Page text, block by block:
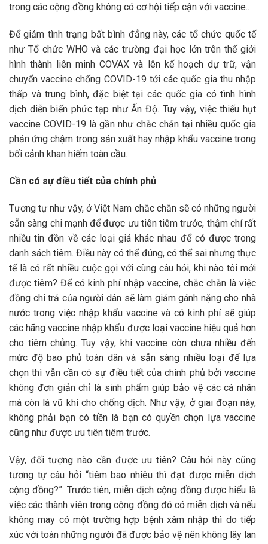
trong các cộng đồng không có cơ hội tiếp cận với vaccine..
Để giảm tình trạng bất bình đẳng này, các tổ chức quốc tế
như Tổ chức WHO và các trường đại học lớn trên thế giới
hình thành liên minh COVAX và lên kế hoạch dự trữ, vận
chuyển vaccine chống COVID-19 tới các quốc gia thu nhập
thấp và trung bình, đặc biệt tại các quốc gia có tình hình
dịch diễn biến phức tạp như Ấn Độ. Tuy vậy, việc thiếu hụt
vaccine COVID-19 là gần như chắc chắn tại nhiều quốc gia
phản ứng chậm trong sản xuất hay nhập khẩu vaccine trong
bối cảnh khan hiếm toàn cầu.
Cần có sự điều tiết của chính phủ
Tương tự như vậy, ở Việt Nam chắc chắn sẽ có những người
sẵn sàng chi mạnh để được ưu tiên tiêm trước, thậm chí rất
nhiều tin đồn về các loại giá khác nhau để có được trong
danh sách tiêm. Điều này có thể đúng, có thể sai nhưng thực
tế là có rất nhiều cuộc gọi với cùng câu hỏi, khi nào tôi mới
được tiêm? Để có kinh phí nhập vaccine, chắc chắn là việc
đồng chi trả của người dân sẽ làm giảm gánh nặng cho nhà
nước trong việc nhập khẩu vaccine và có kinh phí sẽ giúp
các hãng vaccine nhập khẩu được loại vaccine hiệu quả hơn
cho tiêm chủng. Tuy vậy, khi vaccine còn chưa nhiều đến
mức độ bao phủ toàn dân và sẵn sàng nhiều loại để lựa
chọn thì vẫn cần có sự điều tiết của chính phủ bởi vaccine
không đơn giản chỉ là sinh phẩm giúp bảo vệ các cá nhân
mà còn là vũ khí cho chống dịch. Như vậy, ở giai đoạn này,
không phải bạn có tiền là bạn có quyền chọn lựa vaccine
cũng như được ưu tiên tiêm trước.
Vậy, đối tượng nào cần được ưu tiên? Câu hỏi này cũng
tương tự câu hỏi “tiêm bao nhiêu thì đạt được miễn dịch
cộng đồng?”. Trước tiên, miễn dịch cộng đồng được hiểu là
việc các thành viên trong cộng đồng đó có miễn dịch và nếu
không may có một trường hợp bệnh xâm nhập thì do tiếp
xúc với toàn những người đã được bảo vệ nên không lây lan